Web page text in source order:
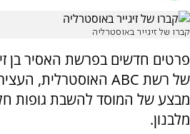
קברו של זיגייר באוסטרליה
פרטים חדשים בפרשת האסיר בן
מבצע של המוסד להשבת גופות
מלבנון.